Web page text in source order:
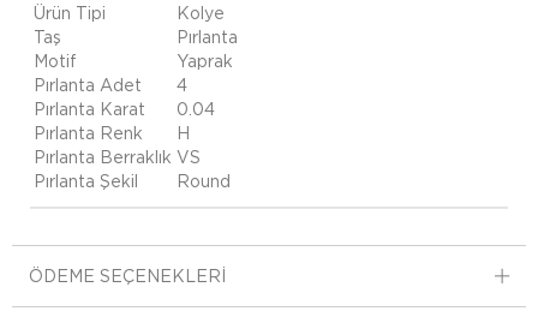
Ürün Tipi
Kolye
Taş
Pırlanta
Motif
Yaprak
Pırlanta Adet
4
Pırlanta Karat
0.04
Pırlanta Renk
H
Pırlanta Berraklık VS
Pırlanta Şekil
Round
ÖDEME SEÇENEKLERI